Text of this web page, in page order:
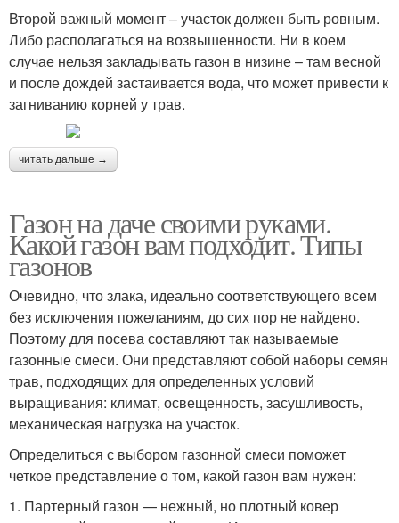
Второй важный момент – участок должен быть ровным.
Либо располагаться на возвышенности. Ни в коем
случае нельзя закладывать газон в низине – там весной
и после дождей застаивается вода, что может привести к
загниванию корней у трав.
читать дальше →
Газон на даче своими руками.
Какой газон вам подходит. Типы
газонов
Очевидно, что злака, идеально соответствующего всем
без исключения пожеланиям, до сих пор не найдено.
Поэтому для посева составляют так называемые
газонные смеси. Они представляют собой наборы семян
трав, подходящих для определенных условий
выращивания: климат, освещенность, засушливость,
механическая нагрузка на участок.
Определиться с выбором газонной смеси поможет
четкое представление о том, какой газон вам нужен:
1. Партерный газон — нежный, но плотный ковер